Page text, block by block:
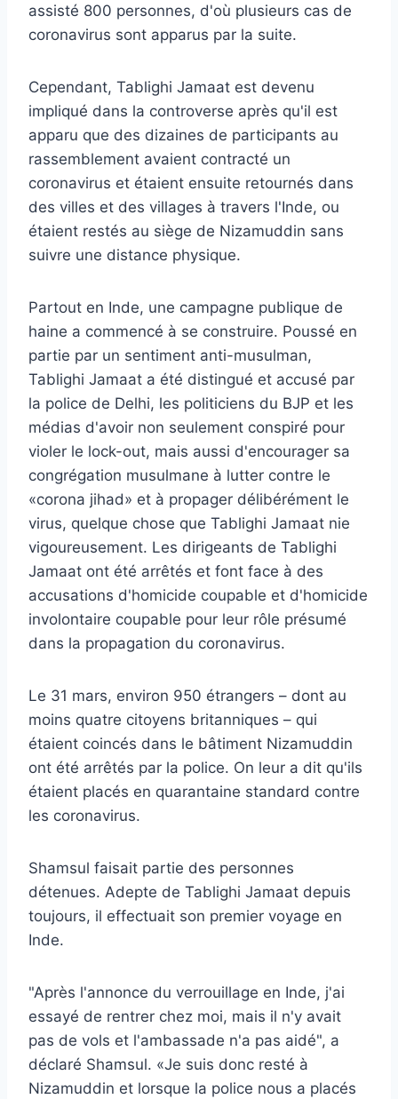
assisté 800 personnes, d'où plusieurs cas de
coronavirus sont apparus par la suite.
Cependant, Tablighi Jamaat est devenu
impliqué dans la controverse après qu'il est
apparu que des dizaines de participants au
rassemblement avaient contracté un
coronavirus et étaient ensuite retournés dans
des villes et des villages à travers l'Inde, ou
étaient restés au siège de Nizamuddin sans
suivre une distance physique.
Partout en Inde, une campagne publique de
haine a commencé à se construire. Poussé en
partie par un sentiment anti-musulman,
Tablighi Jamaat a été distingué et accusé par
la police de Delhi, les politiciens du BJP et les
médias d'avoir non seulement conspiré pour
violer le lock-out, mais aussi d'encourager sa
congrégation musulmane à lutter contre le
«corona jihad» et à propager délibérément le
virus, quelque chose que Tablighi Jamaat nie
vigoureusement. Les dirigeants de Tablighi
Jamaat ont été arrêtés et font face à des
accusations d'homicide coupable et d'homicide
involontaire coupable pour leur rôle présumé
dans la propagation du coronavirus.
Le 31 mars, environ 950 étrangers – dont au
moins quatre citoyens britanniques – qui
étaient coincés dans le bâtiment Nizamuddin
ont été arrêtés par la police. On leur a dit qu'ils
étaient placés en quarantaine standard contre
les coronavirus.
Shamsul faisait partie des personnes
détenues. Adepte de Tablighi Jamaat depuis
toujours, il effectuait son premier voyage en
Inde.
"Après l'annonce du verrouillage en Inde, j'ai
essayé de rentrer chez moi, mais il n'y avait
pas de vols et l'ambassade n'a pas aidé", a
déclaré Shamsul. «Je suis donc resté à
Nizamuddin et lorsque la police nous a placés